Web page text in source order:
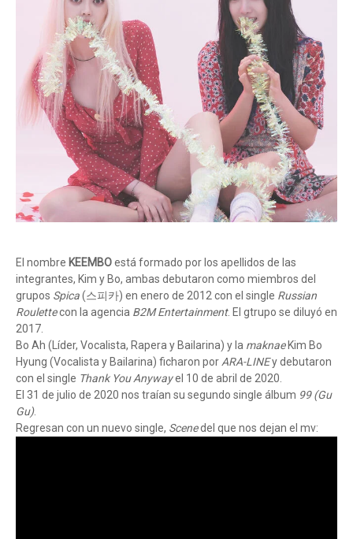
El nombre KEEMBOestá formado por los apellidos de las
integrantes, Kim y Bo, ambas debutaron como miembros del
grupos Spica(스피카) en enero de 2012 con el single Russian
Roulettecon la agencia B2M Entertainment. El gtrupo se diluyó en
2017.
Bo Ah (Líder, Vocalista, Rapera y Bailarina) y la maknaeKim Bo
Hyung (Vocalista y Bailarina) ficharon por ARA-LINEy debutaron
con el single Thank You Anywayel 10 de abril de 2020.
El 31 de julio de 2020 nos traían su segundo single álbum 99 (Gu
Gu).
Regresan con un nuevo single, Scenedel que nos dejan el mv: